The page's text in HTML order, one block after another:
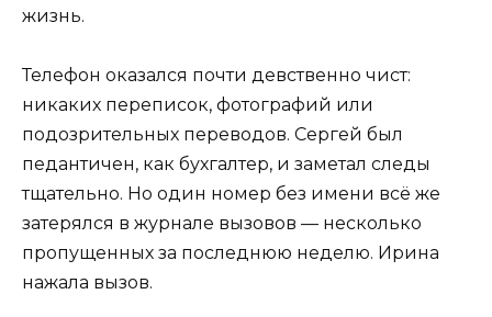
жизнь.
Телефон оказался почти девственно чист:
никаких переписок, фотографий или
подозрительных переводов. Сергей был
педантичен, как бухгалтер, и заметал следы
тщательно. Но один номер без имени всё же
затерялся в журнале вызовов — несколько
пропущенных за последнюю неделю. Ирина
нажала вызов.